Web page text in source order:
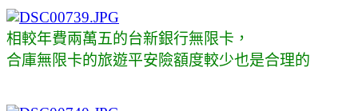
相較年費兩萬五的台新銀行無限卡，
合庫無限卡的旅遊平安險額度較少也是合理的